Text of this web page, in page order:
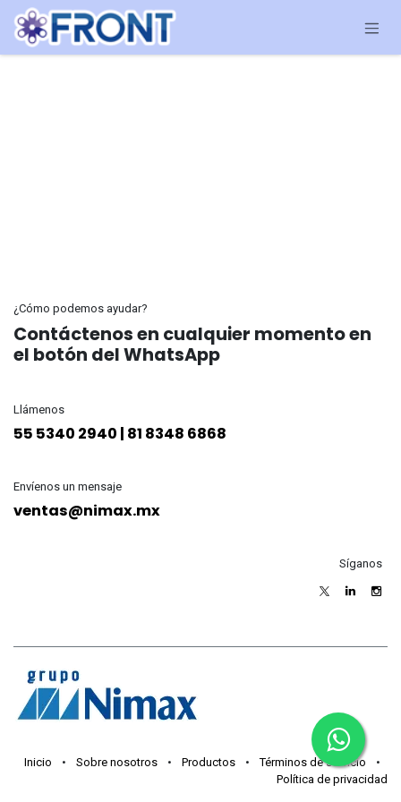
Ir al contenido
¿Cómo podemos ayudar?
Contáctenos en cualquier momento en
el botón del WhatsApp
Llámenos
55 5340 2940 | 81 8348 6868
Envíenos un mensaje
ventas@nimax.mx
Síganos
Inicio • Sobre nosotros • Productos • Términos de servicio
•
Política de privacidad